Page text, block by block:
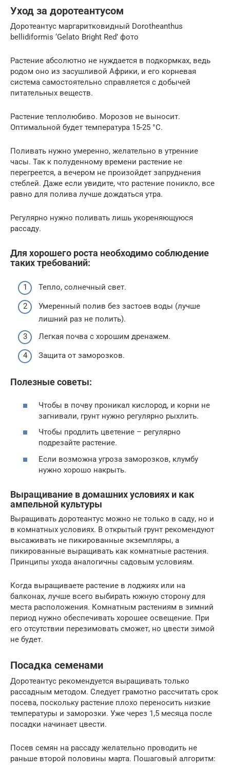
Уход за доротеантусом
Доротеантус маргаритковидный Dorotheanthus
bellidiformis ‘Gelato Bright Red’ фото
Растение абсолютно не нуждается в подкормках, ведь
родом оно из засушливой Африки, и его корневая
система самостоятельно справляется с добычей
питательных веществ.
Растение теплолюбиво. Морозов не выносит.
Оптимальной будет температура 15-25 °С.
Поливать нужно умеренно, желательно в утренние
часы. Так к полуденному времени растение не
перегреется, а вечером не произойдет запруднения
стеблей. Даже если увидите, что растение поникло, все
равно для полива лучше дождаться утра.
Регулярно нужно поливать лишь укореняющуюся
рассаду.
Для хорошего роста необходимо соблюдение
таких требований:
Тепло, солнечный свет.
Умеренный полив без застоев воды (лучше
лишний раз не полить).
Легкая почва с хорошим дренажем.
Защита от заморозков.
Полезные советы:
Чтобы в почву проникал кислород, и корни не
загнивали, грунт нужно регулярно рыхлить.
Чтобы продлить цветение – регулярно
подрезайте растение.
Если возможна угроза заморозков, клумбу
нужно хорошо накрыть.
Выращивание в домашних условиях и как
ампельной культуры
Выращивать доротеантус можно не только в саду, но и
в комнатных условиях. В открытый грунт рекомендуют
высаживать не пикированные экземпляры, а
пикированные выращивать как комнатные растения.
Принципы ухода аналогичны садовым условиям.
Когда выращиваете растение в лоджиях или на
балконах, лучше всего выбирать южную сторону для
места расположения. Комнатным растениям в зимний
период нужно обеспечивать хорошее освещение. При
его отсутствии перезимовать сможет, но цвести зимой
не будет.
Посадка семенами
Доротеантус рекомендуется выращивать только
рассадным методом. Следует грамотно рассчитать срок
посева, поскольку растение плохо переносить низкие
температуры и заморозки. Уже через 1,5 месяца после
посадки начинает цвести.
Посев семян на рассаду желательно проводить не
раньше второй половины марта. Пошаговый алгоритм: